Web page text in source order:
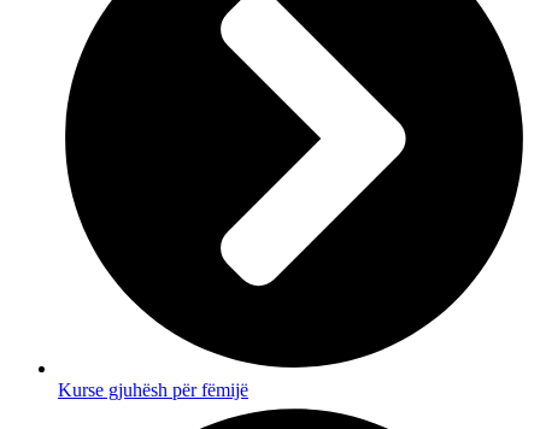
Kurse gjuhësh për fëmijë